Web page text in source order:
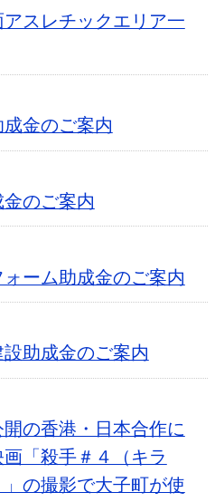
アスレチックエリア一
金のご案内
のご案内
ーム助成金のご案内
助成金のご案内
の香港・日本合作に
「殺手＃４（キラ
の撮影で大子町が使